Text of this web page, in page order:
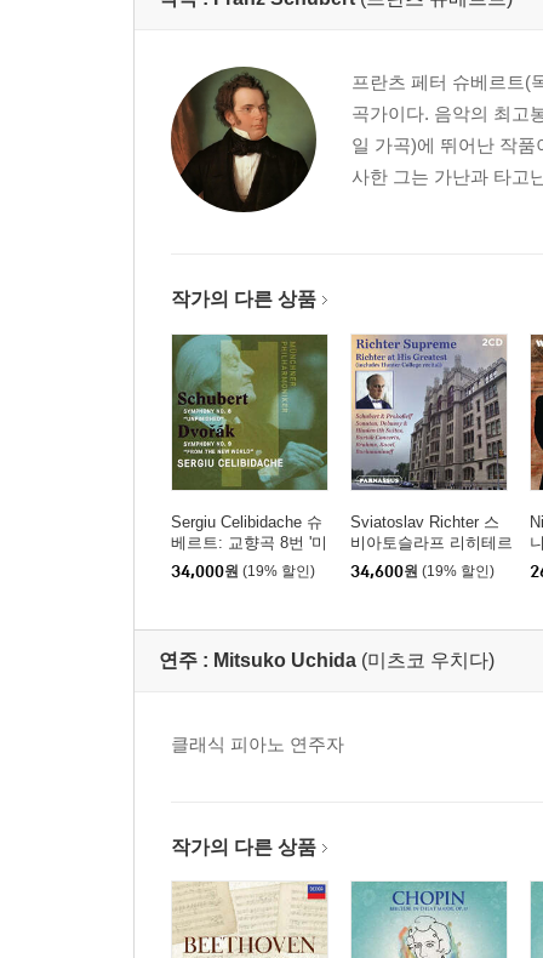
프란츠 페터 슈베르트(
곡가이다. 음악의 최고
일 가곡)에 뛰어난 작
사한 그는 가난과 타고
작가의 다른 상품
Sergiu Celibidache 슈
베르트: 교향곡 8번 '미
완성' / 드보르작: 교향
곡 9번 '신세계로부터'
Symphony / Dvorak: Fr
HQCD]
34,000원 (19% 할인)
Sviatoslav Richter 스
비아토슬라프 리히테르
라이브 레코딩 모음집
(Richter Supreme: Rich
34,600원 (19% 할인)
연주 : Mitsuko Uchida (미츠코 우치다)
클래식 피아노 연주자
작가의 다른 상품